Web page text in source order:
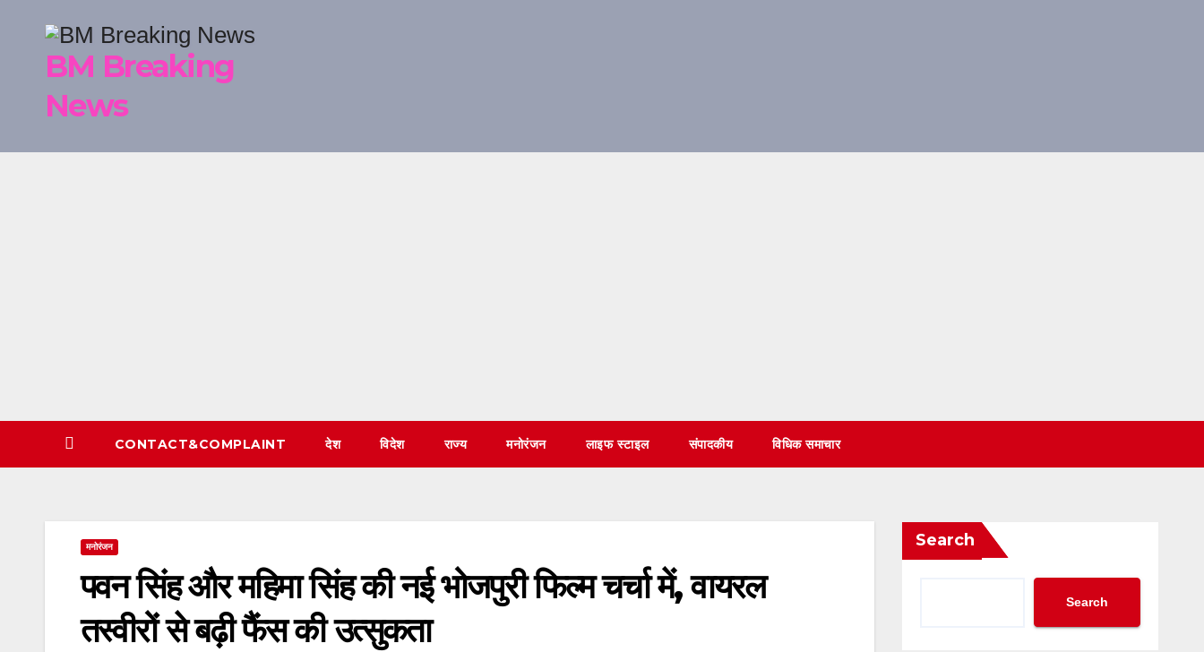
BM Breaking
News
CONTACT&COMPLAINT देश विदेश राज्य मनोरंजन लाइफ स्टाइल संपादकीय विधिक समाचार
मनोरंजन
पवन सिंह और महिमा सिंह की नई भोजपुरी फिल्म चर्चा में, वायरल
तस्वीरों से बढ़ी फैंस की उत्सुकता
Search
Search